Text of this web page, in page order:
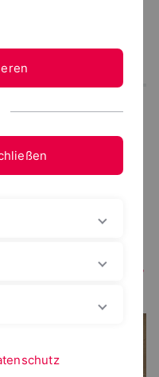
im
Umwelt:
der